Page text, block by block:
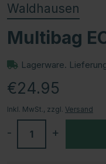
Waldhausen
Multibag
Lagerware.
€24.95
Inkl. MwSt., zzgl. Versand
+
-